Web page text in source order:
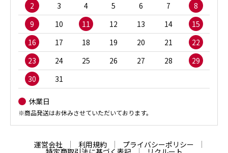
2
3 4 5 6 7
8
9
10 11 12 13 14
15
16
17 18 19 20 21
22
23
24 25 26 27 28
29
30
31
休業日
※商品発送はお休みさせていただいております。
運営会社 利用規約 プライバシーポリシー